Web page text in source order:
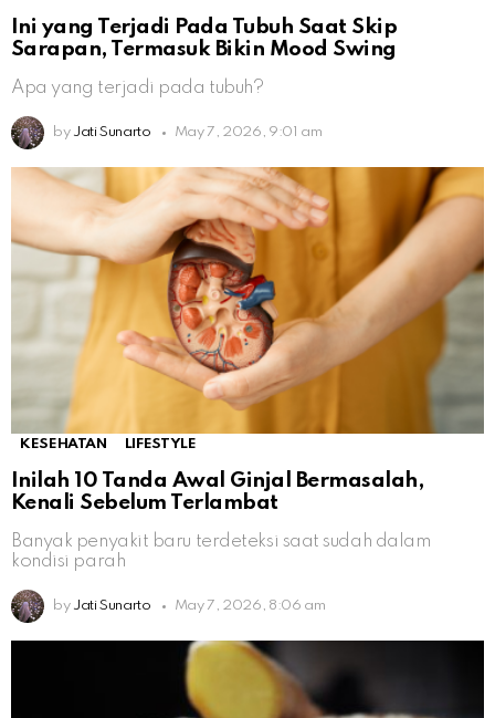
Ini yang Terjadi Pada Tubuh Saat Skip
Sarapan, Termasuk Bikin Mood Swing
Apa yang terjadi pada tubuh?
by Jati Sunarto May 7, 2026, 9:01 am
KESEHATAN LIFESTYLE
Inilah 10 Tanda Awal Ginjal Bermasalah,
Kenali Sebelum Terlambat
Banyak penyakit baru terdeteksi saat sudah dalam
kondisi parah
by Jati Sunarto May 7, 2026, 8:06 am